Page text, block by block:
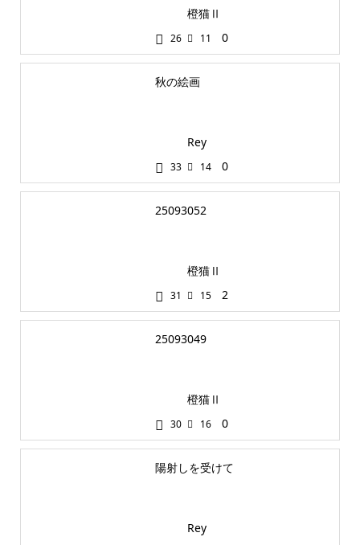
橙猫Ⅱ
26 11 0
秋の絵画
Rey
33 14 0
25093052
橙猫Ⅱ
31 15 2
25093049
橙猫Ⅱ
30 16 0
陽射しを受けて
Rey